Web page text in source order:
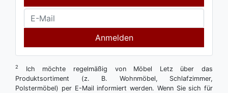
Anmelden
2
Ich möchte regelmäßig von Möbel Letz über das
Produktsortiment (z. B. Wohnmöbel, Schlafzimmer,
Polstermöbel) per E-Mail informiert werden. Wenn Sie sich für